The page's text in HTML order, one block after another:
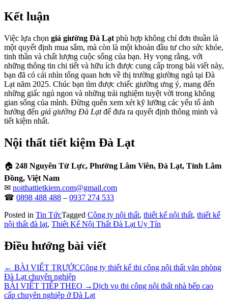
Kết luận
Việc lựa chọn giá giường Đà Lạt phù hợp không chỉ đơn thuần là
một quyết định mua sắm, mà còn là một khoản đầu tư cho sức khỏe,
tinh thần và chất lượng cuộc sống của bạn. Hy vọng rằng, với
những thông tin chi tiết và hữu ích được cung cấp trong bài viết này,
bạn đã có cái nhìn tổng quan hơn về thị trường giường ngủ tại Đà
Lạt năm 2025. Chúc bạn tìm được chiếc giường ưng ý, mang đến
những giấc ngủ ngon và những trải nghiệm tuyệt vời trong không
gian sống của mình. Đừng quên xem xét kỹ lưỡng các yếu tố ảnh
hưởng đến giá giường Đà Lạtđể đưa ra quyết định thông minh và
tiết kiệm nhất.
Nội thất tiết kiệm Đà Lạt
🏠 248 Nguyên Từ Lực, Phường Lâm Viên, Đà Lạt, Tỉnh Lâm
Đồng, Việt Nam
✉ noithattietkiem.com@gmail.com
☎ 0898 488 488 – 0937 274 533
Posted in Tin TứcTagged Công ty nội thất, thiết kế nội thất, thiết kế
nội thất đà lạt, Thiết Kế Nội Thất Đà Lạt Uy Tín
Điều hướng bài viết
← BÀI VIẾT TRƯỚCCông ty thiết kế thi công nội thất văn phòng
Đà Lạt chuyên nghiệp
BÀI VIẾT TIẾP THEO →Dịch vụ thi công nội thất nhà bếp cao
cấp chuyên nghiệp ở Đà Lạt